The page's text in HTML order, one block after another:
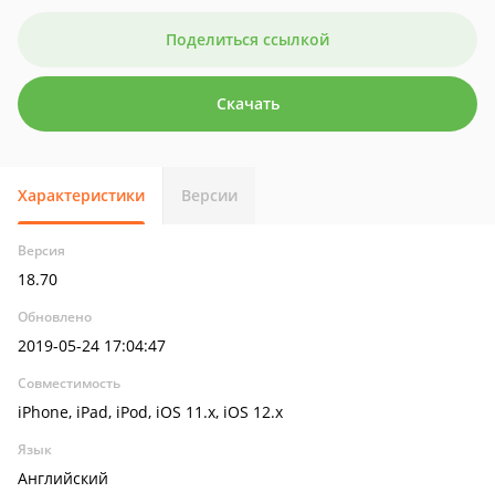
Поделиться ссылкой
Скачать
Характеристики Версии
Версия
18.70
Обновлено
2019-05-24 17:04:47
Совместимость
iPhone, iPad, iPod, iOS 11.x, iOS 12.x
Язык
Английский